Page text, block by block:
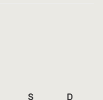
S
D